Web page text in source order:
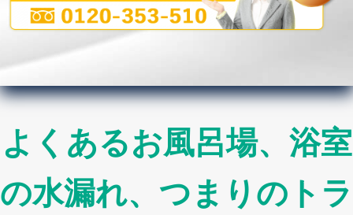
よくあるお風呂場、浴室
の水漏れ、つまりのトラ